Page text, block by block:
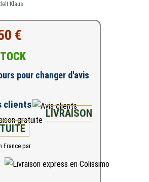
Klaus
€
pour changer d'avis
clients
LIVRAISON
France par